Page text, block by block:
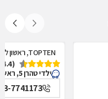
TOPTEN, ראשון לציון
(4.4)
ילדי טהרן 5, ראשון לציון
7741173